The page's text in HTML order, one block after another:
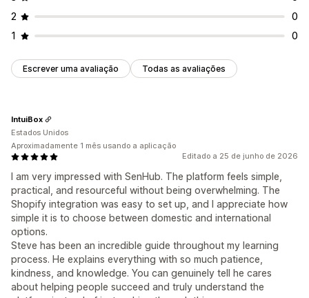
2
0
1
0
Escrever uma avaliação Todas as avaliações
Editado a 25 de junho de 2026
I am very impressed with SenHub. The platform feels simple,
practical, and resourceful without being overwhelming. The
Shopify integration was easy to set up, and I appreciate how
simple it is to choose between domestic and international
options.
Steve has been an incredible guide throughout my learning
process. He explains everything with so much patience,
kindness, and knowledge. You can genuinely tell he cares
about helping people succeed and truly understand the
IntuiBox
Estados Unidos
Aproximadamente 1 mês usando a aplicação